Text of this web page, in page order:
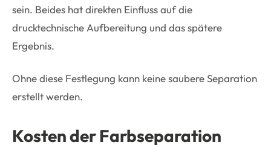
sein. Beides hat direkten Einfluss auf die
drucktechnische Aufbereitung und das spätere
Ergebnis.
Ohne diese Festlegung kann keine saubere Separation
erstellt werden.
Kosten der Farbseparation